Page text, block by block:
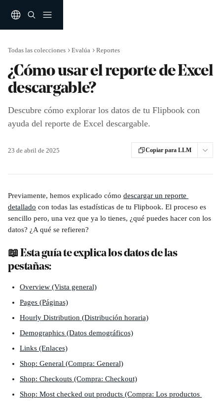
Todas las colecciones Evalúa Reportes
¿Cómo usar el reporte de Excel
descargable?
Descubre cómo explorar los datos de tu Flipbook con
ayuda del reporte de Excel descargable.
23 de abril de 2025 Copiar para LLM
Previamente, hemos explicado cómo descargar un reporte
detallado con todas las estadísticas de tu Flipbook. El proceso es
sencillo pero, una vez que ya lo tienes, ¿qué puedes hacer con los
datos? ¿A qué se refieren?
📖 Esta guía te explica los datos de las
pestañas:
Overview (Vista general)
Pages (Páginas)
Hourly Distribution (Distribución horaria)
Demographics (Datos demográficos)
Links (Enlaces)
Shop: General (Compra: General)
Shop: Checkouts (Compra: Checkout)
Shop: Most checked out products (Compra: Los productos